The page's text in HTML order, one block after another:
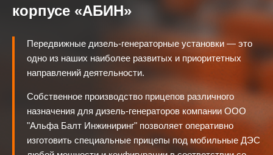
Судовое ЭО
корпусе «АБИН»
Передвижные дизель-генераторные установки — это
одно из наших наиболее развитых и приоритетных
направлений деятельности.
Собственное производство прицепов различного
назначения для дизель-генераторов компании ООО
"Альфа Балт Инжиниринг" позволяет оперативно
изготовить специальные прицепы под мобильные ДЭС